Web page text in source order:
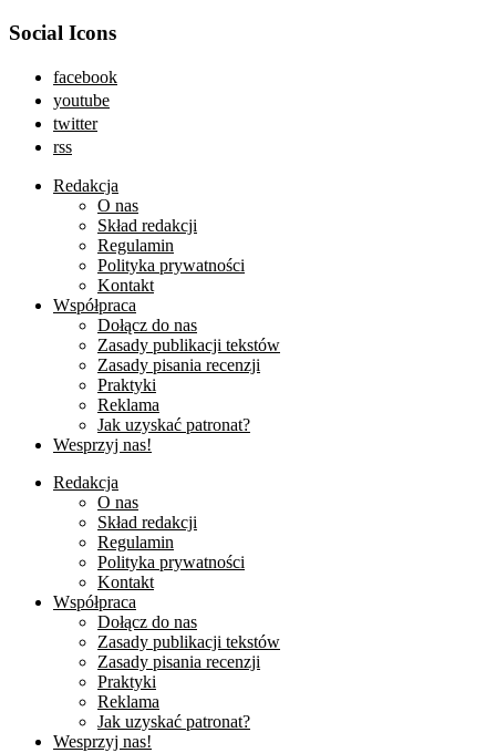
Social Icons
facebook
youtube
twitter
rss
Redakcja
O nas
Skład redakcji
Regulamin
Polityka prywatności
Kontakt
Współpraca
Dołącz do nas
Zasady publikacji tekstów
Zasady pisania recenzji
Praktyki
Reklama
Jak uzyskać patronat?
Wesprzyj nas!
Redakcja
O nas
Skład redakcji
Regulamin
Polityka prywatności
Kontakt
Współpraca
Dołącz do nas
Zasady publikacji tekstów
Zasady pisania recenzji
Praktyki
Reklama
Jak uzyskać patronat?
Wesprzyj nas!